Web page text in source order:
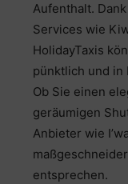
Aufenthalt.
Services wie
HolidayTaxis
pünktlich und in
Ob Sie einen
geräumigen
Anbieter wie
entsprechen.